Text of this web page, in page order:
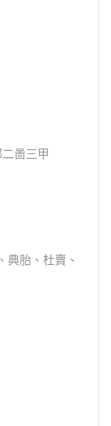
啚三甲
典胎、杜賣、